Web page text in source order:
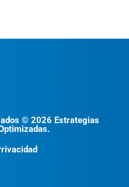
© 2026 Estrategias